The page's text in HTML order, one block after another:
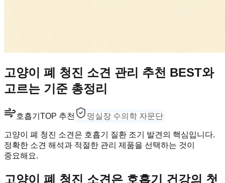
고양이 폐 청진 소견 관리 추천 BEST와
고르는 기준 총정리
호흡기 TOP 추천 멍실장 수의학 자문단
고양이 폐 청진 소견은 호흡기 질환 조기 발견의 핵심입니다.
정확한 소견 해석과 적절한 관리 제품을 선택하는 것이
중요해요.
고양이 폐 청진 소견은 호흡기 건강의 첫